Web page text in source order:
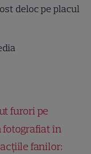
deloc pe placul
furori pe
fotografiat în
fanilor: